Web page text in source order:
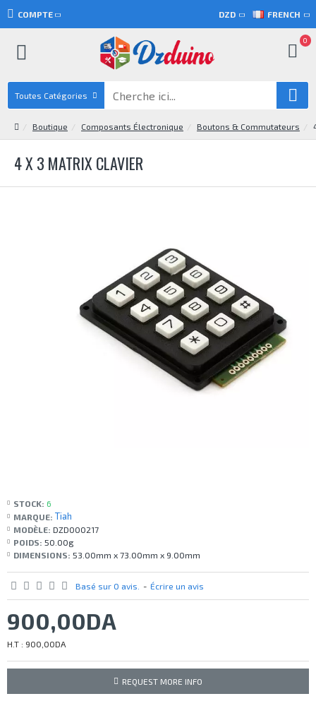
COMPTE DZD FRENCH
0
Toutes Catégories
Boutique Composants Électronique Boutons & Commutateurs
4 X 3 MATRIX CLAVIER
STOCK: 6
MARQUE: Tiah
MODÈLE: DZD000217
POIDS: 50.00g
DIMENSIONS: 53.00mm x 73.00mm x 9.00mm
Basé sur 0 avis. - Écrire un avis
900,00DA
H.T : 900,00DA
REQUEST MORE INFO